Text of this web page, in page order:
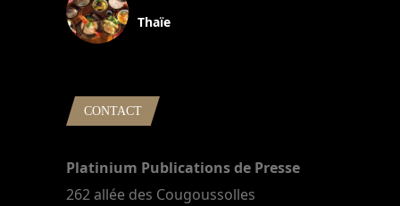
Thaïe
CONTACT
Platinium Publications de Presse
262 allée des Cougoussolles